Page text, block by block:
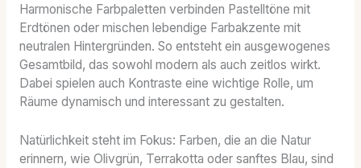
Harmonische Farbpaletten verbinden Pastelltöne mit
Erdtönen oder mischen lebendige Farbakzente mit
neutralen Hintergründen. So entsteht ein ausgewogenes
Gesamtbild, das sowohl modern als auch zeitlos wirkt.
Dabei spielen auch Kontraste eine wichtige Rolle, um
Räume dynamisch und interessant zu gestalten.
Natürlichkeit steht im Fokus: Farben, die an die Natur
erinnern, wie Olivgrün, Terrakotta oder sanftes Blau, sind